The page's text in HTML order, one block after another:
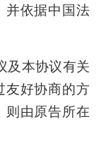
并依据中国法
及本协议有关
友好协商的方
则由原告所在